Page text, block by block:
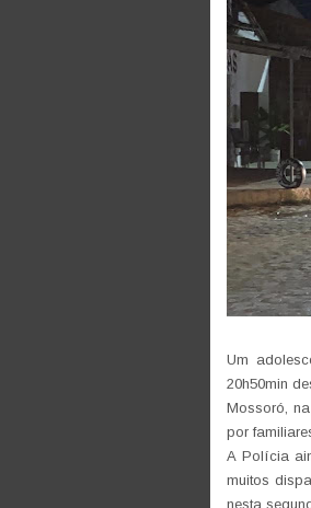
Um
20h50min
Mossoró,
por
A Polícia
muitos
nesta